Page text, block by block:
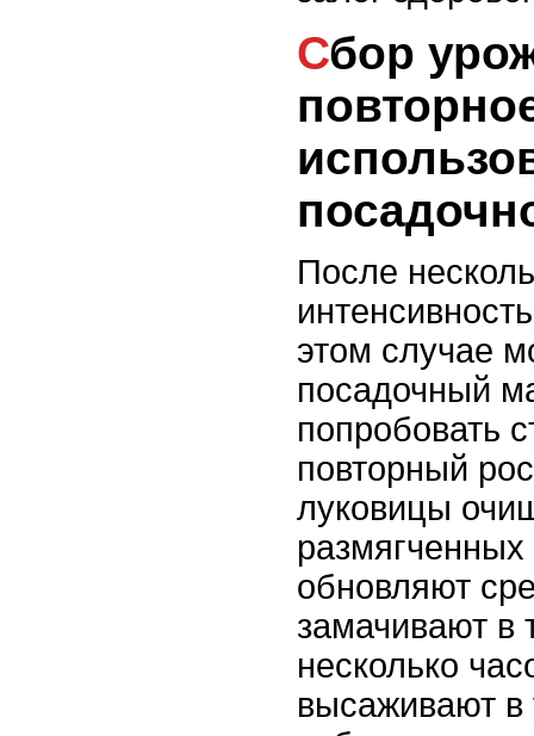
Сбор урожая и
После
этом случае
посадочный
попробовать
повторный
луковицы
обновляют
замачивают в
несколько
высаживают